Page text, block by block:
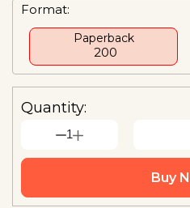
Format:
Paperback
₹ 200
Quantity:
1
Buy